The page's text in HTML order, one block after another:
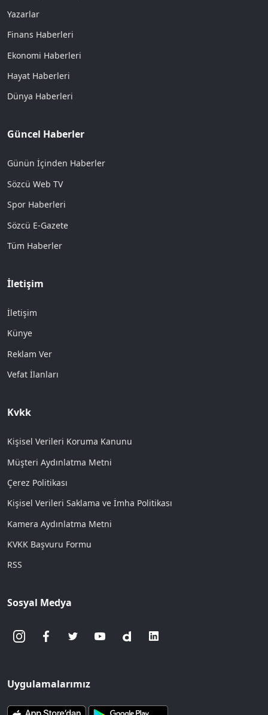
Yazarlar
Finans Haberleri
Ekonomi Haberleri
Hayat Haberleri
Dünya Haberleri
Güncel Haberler
Günün İçinden Haberler
Sözcü Web TV
Spor Haberleri
Sözcü E-Gazete
Tüm Haberler
İletişim
İletişim
Künye
Reklam Ver
Vefat İlanları
Kvkk
Kişisel Verileri Koruma Kanunu
Müşteri Aydınlatma Metni
Çerez Politikası
Kişisel Verileri Saklama ve İmha Politikası
Kamera Aydınlatma Metni
KVKK Başvuru Formu
RSS
Sosyal Medya
Uygulamalarımız